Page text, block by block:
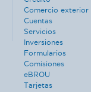
Comercio exterior
Cuentas
Servicios
Inversiones
Formularios
Comisiones
eBROU
Tarjetas